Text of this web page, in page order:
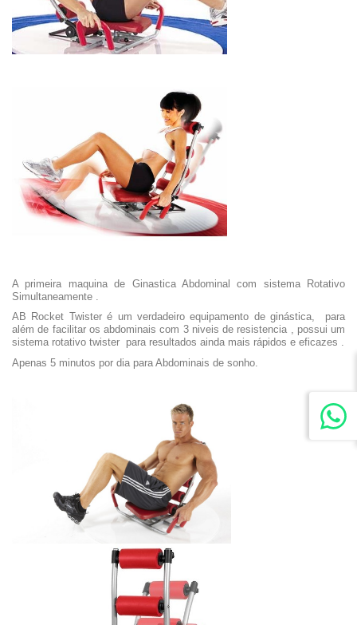
A primeira maquina de Ginastica Abdominal com sistema Rotativo
Simultaneamente .
AB Rocket Twister é um verdadeiro equipamento de ginástica, para
além de facilitar os abdominais com 3 niveis de resistencia , possui um
sistema rotativo twister para resultados ainda mais rápidos e eficazes .
Apenas 5 minutos por dia para Abdominais de sonho.